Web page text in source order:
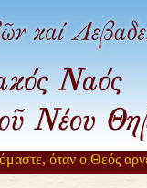
ο Θεός αργεί να μας